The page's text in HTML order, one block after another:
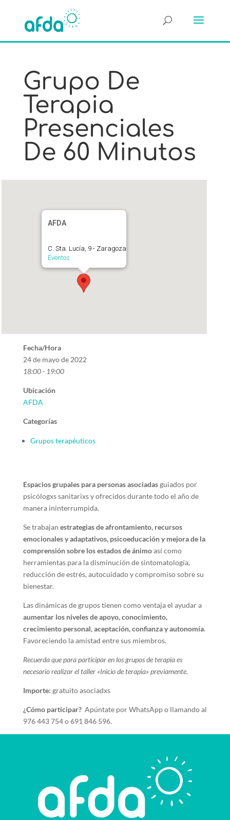
Grupo De
Terapia
Presenciales
De 60 Minutos
AFDA
C. Sta. Lucía, 9 - Zaragoza
Eventos
Fecha/Hora
24 de mayo de 2022
18:00 - 19:00
Ubicación
AFDA
Categorías
Grupos terapéuticos
Espacios grupales para personas asociadasguiados por
psicólogxs sanitarixs y ofrecidos durante todo el año de
manera ininterrumpida.
Se trabajan estrategias de afrontamiento, recursos
emocionales y adaptativos, psicoeducación y mejora de la
comprensión sobre los estados de ánimoasí como
herramientas para la disminución de sintomatología,
reducción de estrés, autocuidado y compromiso sobre su
bienestar.
Las dinámicas de grupos tienen como ventaja el ayudar a
aumentar los niveles de apoyo, conocimiento,
crecimiento personal, aceptación, confianza y autonomía.
Favoreciendo la amistad entre sus miembros.
Recuerda que para participar en los grupos de terapia es
necesario realizar el taller «Inicio de terapia» previamente.
Importe: gratuito asociadxs
¿Cómo participar? Apúntate por WhatsApp o llamando al
976 443 754 o 691 846 596.